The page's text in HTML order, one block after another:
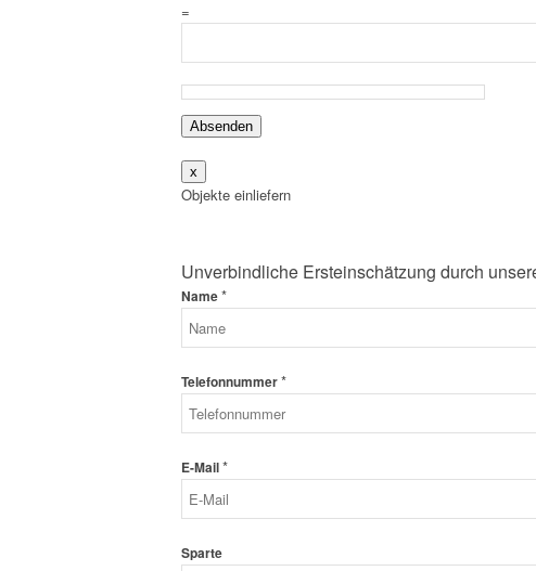
=
Absenden
x
Objekte einliefern
Unverbindliche Ersteinschätzung durch
Name*
Telefonnummer*
E-Mail*
Sparte